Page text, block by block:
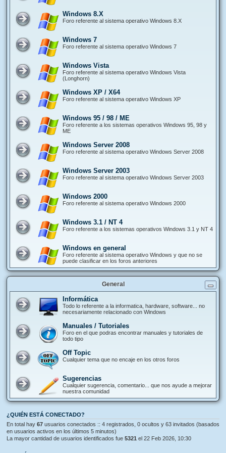
Windows 8.X
Foro referente al sistema operativo Windows 8.X
Windows 7
Foro referente al sistema operativo Windows 7
Windows Vista
Foro referente al sistema operativo Windows Vista
(Longhorn)
Windows XP / X64
Foro referente al sistema operativo Windows XP
Windows 95 / 98 / ME
Foro referente a los sistemas operativos Windows 95, 98 y
ME
Windows Server 2008
Foro referente al sistema operativo Windows Server 2008
Windows Server 2003
Foro referente al sistema operativo Windows Server 2003
Windows 2000
Foro referente al sistema operativo Windows 2000
Windows 3.1 / NT 4
Foro referente a los sistemas operativos Windows 3.1 y NT 4
Windows en general
Foro referente al sistema operativo Windows y que no se
puede clasificar en los foros anteriores
General
Informática
Todo lo referente a la informatica, hardware, software... no
necesariamente relacionado con Windows
Manuales / Tutoriales
Foro en el que podras encontrar manuales y tutoriales de
todo tipo
Off Topic
Cualquier tema que no encaje en los otros foros
Sugerencias
Cualquier sugerencia, comentario... que nos ayude a mejorar
nuestra comunidad
¿QUIÉN ESTÁ CONECTADO?
En total hay 67 usuarios conectados :: 4 registrados, 0 ocultos y 63 invitados (basados
en usuarios activos en los últimos 5 minutos)
La mayor cantidad de usuarios identificados fue 5321 el 22 Feb 2026, 10:30